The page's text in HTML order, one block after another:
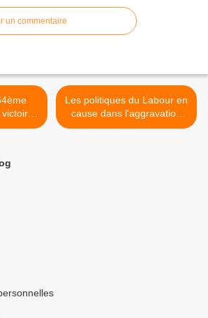
un commentaire
Les politiques du Labour en
cause dans l'aggravation
des inégalités au Royaume-